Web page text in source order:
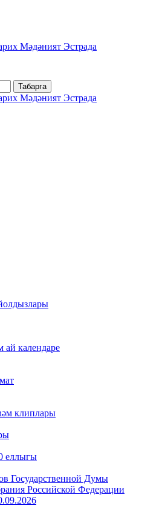
Мәдәният Эстрада
Табарга
Мәдәният Эстрада
календаре
клиплары
еллыгы
Государственной Думы
Российской Федерации